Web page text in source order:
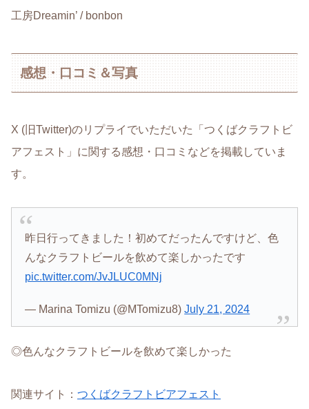
工房Dreamin’ / bonbon
感想・口コミ＆写真
X (旧Twitter)のリプライでいただいた「つくばクラフトビ
アフェスト」に関する感想・口コミなどを掲載していま
す。
昨日行ってきました！初めてだったんですけど、色
んなクラフトビールを飲めて楽しかったです
pic.twitter.com/JvJLUC0MNj
— Marina Tomizu (@MTomizu8)July 21, 2024
◎色んなクラフトビールを飲めて楽しかった
関連サイト： つくばクラフトビアフェスト